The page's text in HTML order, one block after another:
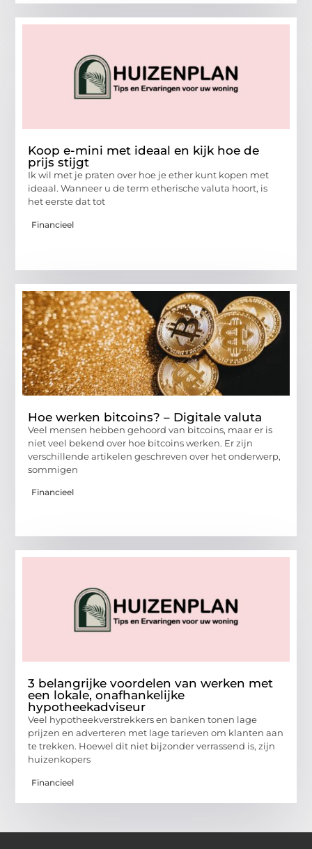
Koop e-mini met ideaal en kijk hoe de
prijs stijgt
Ik wil met je praten over hoe je ether kunt kopen met
ideaal. Wanneer u de term etherische valuta hoort, is
het eerste dat tot
Financieel
Hoe werken bitcoins? – Digitale valuta
Veel mensen hebben gehoord van bitcoins, maar er is
niet veel bekend over hoe bitcoins werken. Er zijn
verschillende artikelen geschreven over het onderwerp,
sommigen
Financieel
3 belangrijke voordelen van werken met
een lokale, onafhankelijke
hypotheekadviseur
Veel hypotheekverstrekkers en banken tonen lage
prijzen en adverteren met lage tarieven om klanten aan
te trekken. Hoewel dit niet bijzonder verrassend is, zijn
huizenkopers
Financieel